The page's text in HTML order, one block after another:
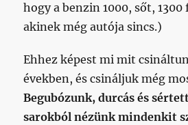
hogy a benzin 1000, sőt,
akinek még autója sincs.)
Ehhez képest mi mit
években, és csináljuk még
Begubózunk, durcás és
sarokból nézünk mindenkit